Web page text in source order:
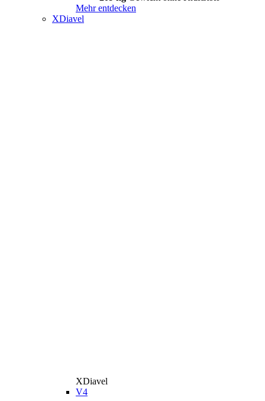
Mehr entdecken
XDiavel
XDiavel
V4